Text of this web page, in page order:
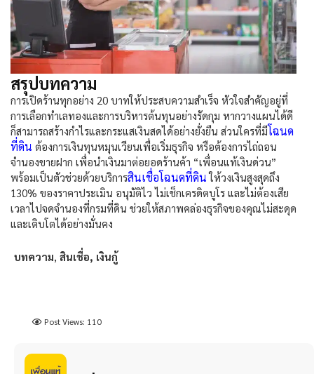
สรุปบทความ
การเปิดร้านทุกอย่าง 20 บาทให้ประสบความสำเร็จ หัวใจสำคัญอยู่ที่
การเลือกทำเลทองและการบริหารต้นทุนอย่างรัดกุม หากวางแผนได้ดี
ก็สามารถสร้างกำไรและกระแสเงินสดได้อย่างยั่งยืน ส่วนใครที่มีโฉนด
ที่ดิน ต้องการเงินทุนหมุนเวียนเพื่อเริ่มธุรกิจ หรือต้องการไถ่ถอน
จำนองขายฝาก เพื่อนำเงินมาต่อยอดร้านค้า “เพื่อนแท้เงินด่วน”
พร้อมเป็นตัวช่วยด้วยบริการสินเชื่อโฉนดที่ดินให้วงเงินสูงสุดถึง
130% ของราคาประเมิน อนุมัติไว ไม่เช็กเครดิตบูโร และไม่ต้องเสีย
เวลาไปจดจำนองที่กรมที่ดิน ช่วยให้สภาพคล่องธุรกิจของคุณไม่สะดุด
และเติบโตได้อย่างมั่นคง
บทความ, สินเชื่อ, เงินกู้
Post Views: 110